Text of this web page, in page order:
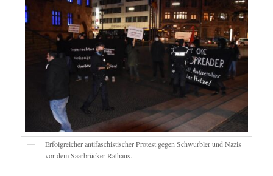
Erfol­gre­ich­er antifaschis­tis­ch­er Protest gegen Schwur­bler und Nazis
vor dem Saar­brück­er Rathaus.